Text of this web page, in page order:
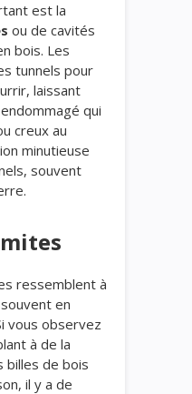
est la
ou de cavités
bois. Les
tunnels pour
laissant
qui
creux au
minutieuse
souvent
ressemblent à
en
vous observez
à de la
billes de bois
il y a de